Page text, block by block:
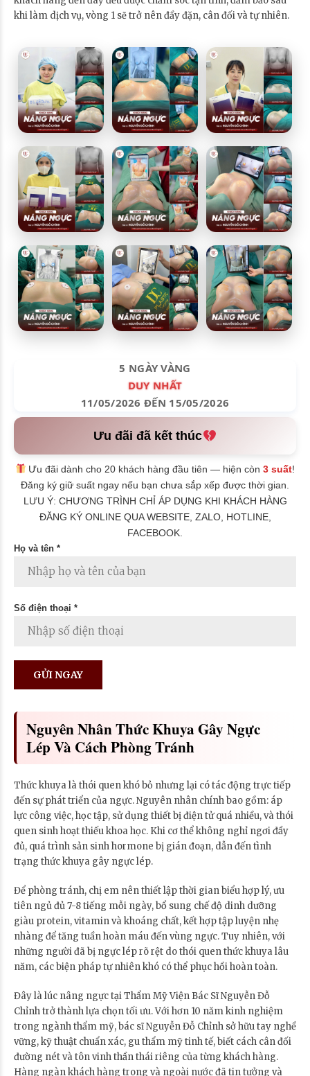
khi làm dịch vụ, vòng 1 sẽ trở nên đầy đặn, cân đối và tự nhiên.
5 NGÀY VÀNG
DUY NHẤT
11/05/2026 ĐẾN 15/05/2026
Ưu đãi đã kết thúc
Ưu đãi dành cho 20 khách hàng đầu tiên — hiện còn3 suất!
Đăng ký giữ suất ngay nếu bạn chưa sắp xếp được thời gian.
LƯU Ý: CHƯƠNG TRÌNH CHỈ ÁP DỤNG KHI KHÁCH HÀNG
ĐĂNG KÝ ONLINE QUA WEBSITE, ZALO, HOTLINE,
FACEBOOK.
Họ và tên *
Số điện thoại *
Nguyên Nhân Thức Khuya Gây Ngực
Lép Và Cách Phòng Tránh
Thức khuya là thói quen khó bỏ nhưng lại có tác động trực tiếp
đến sự phát triển của ngực. Nguyên nhân chính bao gồm: áp
lực công việc, học tập, sử dụng thiết bị điện tử quá nhiều, và thói
quen sinh hoạt thiếu khoa học. Khi cơ thể không nghỉ ngơi đầy
đủ, quá trình sản sinh hormone bị gián đoạn, dẫn đến tình
trạng thức khuya gây ngực lép.
Để phòng tránh, chị em nên thiết lập thời gian biểu hợp lý, ưu
tiên ngủ đủ 7-8 tiếng mỗi ngày, bổ sung chế độ dinh dưỡng
giàu protein, vitamin và khoáng chất, kết hợp tập luyện nhẹ
nhàng để tăng tuần hoàn máu đến vùng ngực. Tuy nhiên, với
những người đã bị ngực lép rõ rệt do thói quen thức khuya lâu
năm, các biện pháp tự nhiên khó có thể phục hồi hoàn toàn.
Đây là lúc nâng ngực tại Thẩm Mỹ Viện Bác Sĩ Nguyễn Đỗ
Chỉnh trở thành lựa chọn tối ưu. Với hơn 10 năm kinh nghiệm
trong ngành thẩm mỹ, bác sĩ Nguyễn Đỗ Chỉnh sở hữu tay nghề
vững, kỹ thuật chuẩn xác, gu thẩm mỹ tinh tế, biết cách cân đối
đường nét và tôn vinh thần thái riêng của từng khách hàng.
Hàng ngàn khách hàng trong và ngoài nước đã tin tưởng và